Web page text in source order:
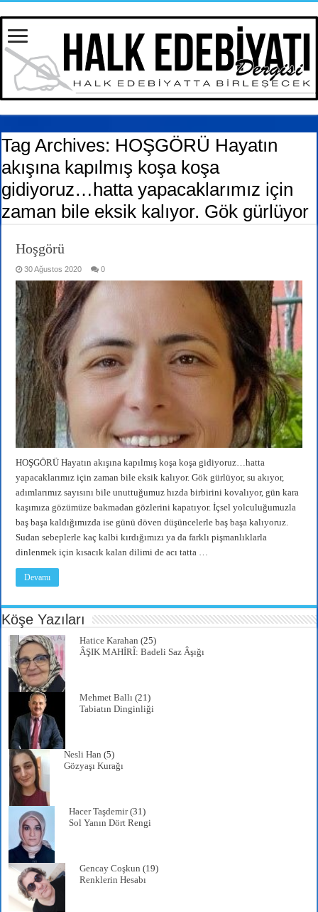
Tag Archives: HOŞGÖRÜ Hayatın
akışına kapılmış koşa koşa
gidiyoruz…hatta yapacaklarımız için
zaman bile eksik kalıyor. Gök gürlüyor
Hoşgörü
30 Ağustos 2020 0
HOŞGÖRÜ Hayatın akışına kapılmış koşa koşa gidiyoruz…hatta
yapacaklarımız için zaman bile eksik kalıyor. Gök gürlüyor, su akıyor,
adımlarımız sayısını bile unuttuğumuz hızda birbirini kovalıyor, gün kara
kaşımıza gözümüze bakmadan gözlerini kapatıyor. İçsel yolculuğumuzla
baş başa kaldığımızda ise günü döven düşüncelerle baş başa kalıyoruz.
Sudan sebeplerle kaç kalbi kırdığımızı ya da farklı pişmanlıklarla
dinlenmek için kısacık kalan dilimi de acı tatta …
Devamı
Köşe Yazıları
Hatice Karahan (25)
ÂŞIK MAHİRÎ: Badeli Saz Âşığı
Mehmet Ballı (21)
Tabiatın Dinginliği
Nesli Han (5)
Gözyaşı Kurağı
Hacer Taşdemir(31)
Sol Yanın Dört Rengi
Gencay Coşkun (19)
Renklerin Hesabı